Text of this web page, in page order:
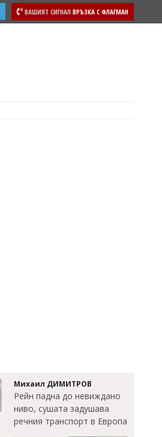
ВАШИЯТ СИГНАЛ ВРЪЗКА С ФЛАГМАН
Михаил ДИМИТРОВ
Рейн падна до невиждано
ниво, сушата задушава
речния транспорт в Европа